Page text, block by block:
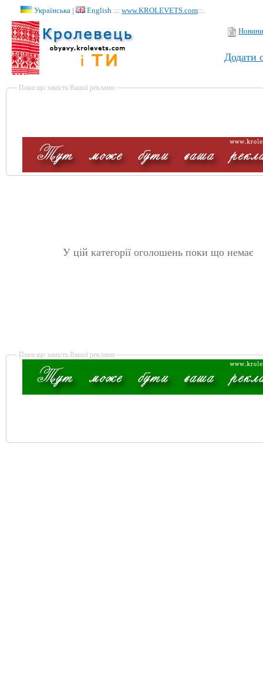
Українська English .:: www.KROLEVETS.com::.
Додати
Поки що замість Вашої реклами
У цій категорії оголошень поки що немає
Поки що замість Вашої реклами